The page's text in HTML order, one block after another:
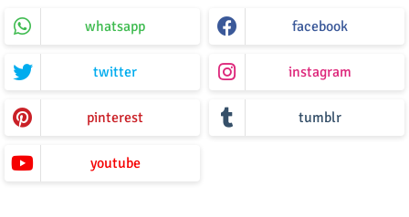
whatsapp facebook
twitter instagram
pinterest tumblr
youtube